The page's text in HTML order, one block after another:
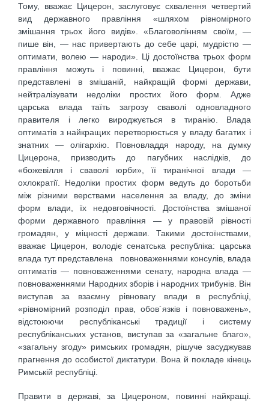
Тому, вважає Цицерон, заслуговує схвалення четвертий
вид державного правління «шляхом рівномірного
змішання трьох його видів». «Благоволінням своїм, —
пише він, — нас привертають до себе царі, мудрістю —
оптимати, волею — народи». Ці достоїнства трьох форм
правління можуть і повинні, вважає Цицерон, бути
представлені в змішаній, найкращій формі держави,
нейтралізувати недоліки простих його форм. Адже
царська влада таїть загрозу сваволі одновладного
правителя і легко вироджується в тиранію. Влада
оптиматів з найкращих перетворюється у владу багатих і
знатних — олігархію. Повновладдя народу, на думку
Цицерона, призводить до пагубних наслідків, до
«божевілля і сваволі юрби», її тиранічної влади —
охлократії. Недоліки простих форм ведуть до боротьби
між різними верствами населення за владу, до зміни
форм влади, їх недовговічності. Достоїнства змішаної
форми державного правління — у правовій рівності
громадян, у міцності держави. Такими достоїнствами,
вважає Цицерон, володіє сенатська республіка: царська
влада тут представлена повноваженнями консулів, влада
оптиматів — повноваженнями сенату, народна влада —
повноваженнями Народних зборів і народних трибунів. Він
виступав за взаємну рівновагу влади в республіці,
«рівномірний розподіл прав, обов´язків і повноважень»,
відстоюючи республіканські традиції і систему
республіканських установ, виступав за «загальне благо»,
«загальну згоду» римських громадян, рішуче засуджував
прагнення до особистої диктатури. Вона й покладе кінець
Римській республіці.
Правити в державі, за Цицероном, повинні найкращі.